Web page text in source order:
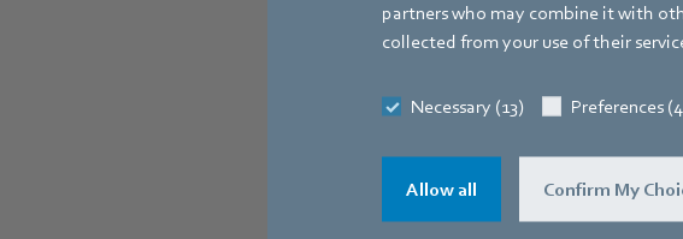
partners who may combine it with
collected from your use of their
Necessary (13) Preferences
Allow all Confirm My